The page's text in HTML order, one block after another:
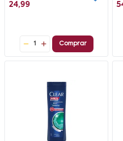
24,99
1 Comprar